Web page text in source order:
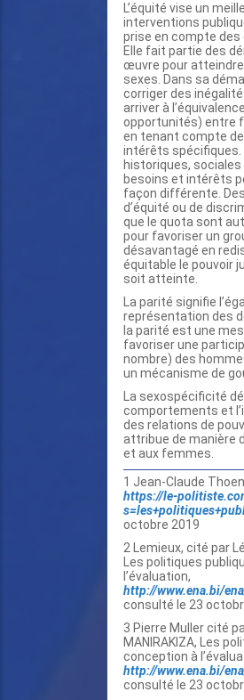
L’équité vise un
interventions
prise en compte des
Elle fait partie des
œuvre pour atteindre
sexes. Dans sa
corriger des
arriver à
opportunités) entre
en tenant compte
intérêts spécifiques.
historiques,
besoins et intérêts
façon différente.
d’équité ou de
que le quota sont
pour favoriser un
désavantagé en
équitable le pouvoir
soit atteinte.
La parité signifie
représentation des
la parité est une
favoriser une
nombre) des
un mécanisme de
La sexospécificité
comportements et
des relations de
attribue de manière
et aux femmes.
1 Jean-Claude
https://le-
octobre 2019
2 Lemieux, cité par
Les politiques
l’évaluation,
http://www.ena.bi/
consulté le 23
3 Pierre Muller cité
MANIRAKIZA, Les
conception à
http://www.ena.bi/
consulté le 23